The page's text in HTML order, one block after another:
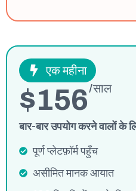
एक महीना
$156/साल
बार-बार उपयोग करने वालों के
पूर्ण प्लेटफ़ॉर्म पहुँच
असीमित मानक आयात